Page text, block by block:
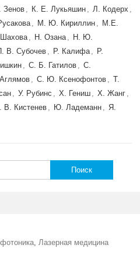
Зенов , К. Е. Лукьяшин , Л. Кодерх ,
, М. Ю. Кириллин , М.Е.
, Н. Озана , Н. Ю.
В. Субочев , Р. Калифа , Р.
, С. Б. Гатилов , С.
, С. Ю. Ксенофонтов , Т.
, У. Рубинс , Х. Гениш , Х. Жанг ,
В. Кистенев, Ю. Ладеманн , Я.
, Лазерная медицина